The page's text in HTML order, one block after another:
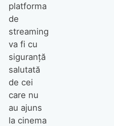
platforma
de
streaming
va fi cu
siguranță
salutată
de cei
care nu
au ajuns
la cinema